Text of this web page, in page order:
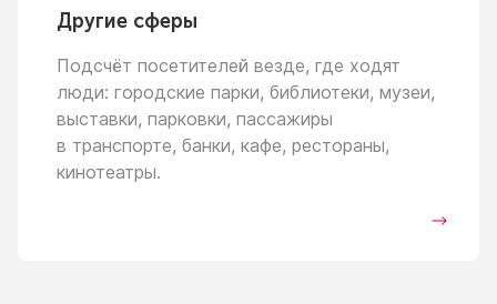
Другие сферы
Подсчёт посетителей везде, где ходят
люди: городские парки, библиотеки, музеи,
выставки, парковки, пассажиры
в транспорте, банки, кафе, рестораны,
кинотеатры.